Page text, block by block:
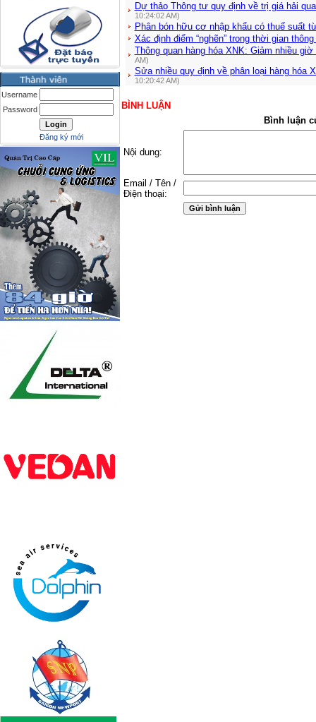
Username
Password
Đăng ký mới
Dự thảo Thông tư quy định về trị giá hải
10:24:02 AM)
Phân bón hữu cơ nhập khẩu có thuế suất
Xác định điểm “nghẽn” trong thời gian thông
Thông quan hàng hóa XNK: Giảm nhiều
AM)
Sửa nhiều quy định về phân loại hàng hóa
10:20:42 AM)
BÌNH LUẬN
Bình luận
Nội dung:
Email / Tên /
Điện thoại: